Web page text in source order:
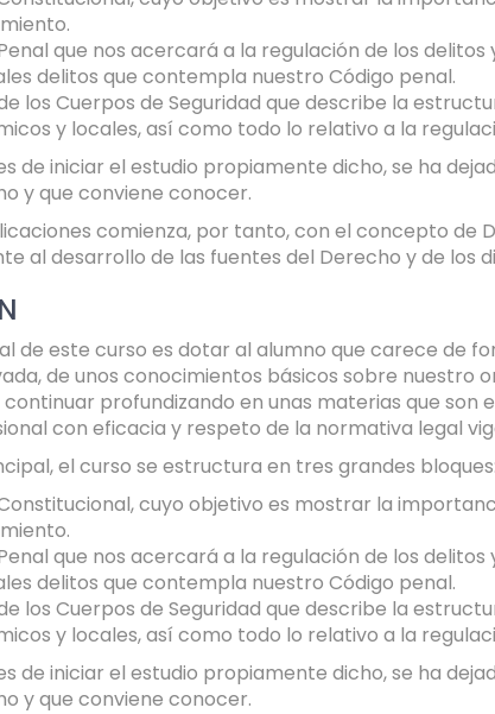
que nos acercará a la regulación de los
delitos que contempla nuestro Código penal.
los Cuerpos de Seguridad que describe la
y locales, así como todo lo relativo a la
de iniciar el estudio propiamente dicho, se ha
y que conviene conocer.
comienza, por tanto, con el concepto de
al desarrollo de las fuentes del Derecho y de
de este curso es dotar al alumno que carece de
de unos conocimientos básicos sobre
profundizando en unas materias que
con eficacia y respeto de la normativa legal
el curso se estructura en tres grandes bloques:
cuyo objetivo es mostrar la
que nos acercará a la regulación de los
delitos que contempla nuestro Código penal.
los Cuerpos de Seguridad que describe la
y locales, así como todo lo relativo a la
de iniciar el estudio propiamente dicho, se ha
y que conviene conocer.